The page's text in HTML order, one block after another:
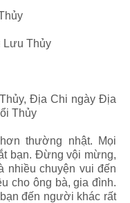
Lưu Thủy
Địa Chi ngày Địa
Thủy
thường nhật. Mọi
bạn. Đừng vội mừng,
nhiều chuyện vui đến
cho ông bà, gia đình.
đến người khác rất